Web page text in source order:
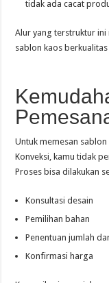
tidak ada cacat
Alur yang terstruktur ini
sablon kaos
Untuk memesan
Konveksi, kamu tidak
Proses bisa dilakukan
Konsultasi desain
Pemilihan bahan
Penentuan jumlah
Konfirmasi harga